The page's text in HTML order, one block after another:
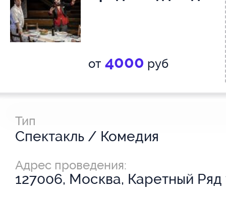
от 4000 руб
Тип
Спектакль / Комедия
Адрес проведения:
127006, Москва, Каретный Ряд